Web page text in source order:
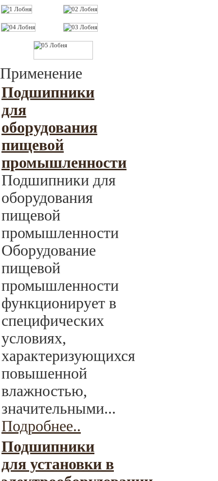
Применение
Подшипники
для
оборудования
пищевой
промышленности
Подшипники для
оборудования
пищевой
промышленности
Оборудование
пищевой
промышленности
функционирует в
специфических
условиях,
характеризующихся
повышенной
влажностью,
значительными...
Подробнее..
Подшипники
для установки в